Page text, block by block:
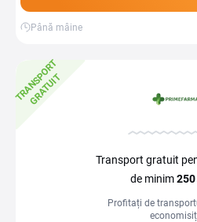
Până mâine
T
R
A
N
S
P
O
R
T
G
R
A
T
U
I
T
Transport gratuit
de minim250
Profitați de